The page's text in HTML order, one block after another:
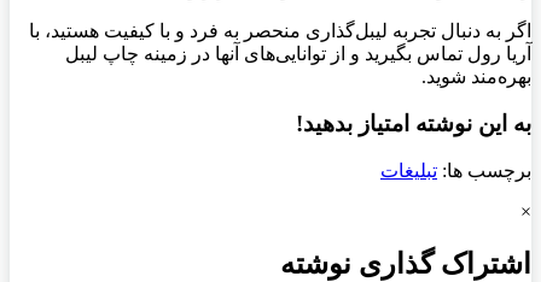
اگر به دنبال تجربه لیبل‌گذاری منحصر به فرد و با کیفیت هستید، با
آریا رول تماس بگیرید و از توانایی‌های آنها در زمینه چاپ لیبل
بهره‌مند شوید.
به این نوشته امتیاز بدهید!
برچسب ها: تبلیغات
×
اشتراک گذاری نوشته